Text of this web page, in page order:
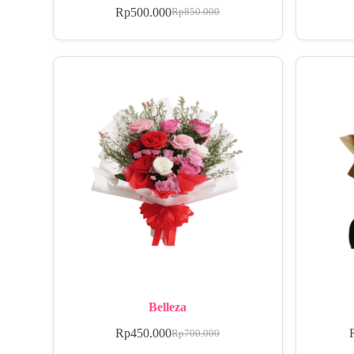
Rp850.000
Rp500.000
Belleza
Rp700.000
Rp450.000